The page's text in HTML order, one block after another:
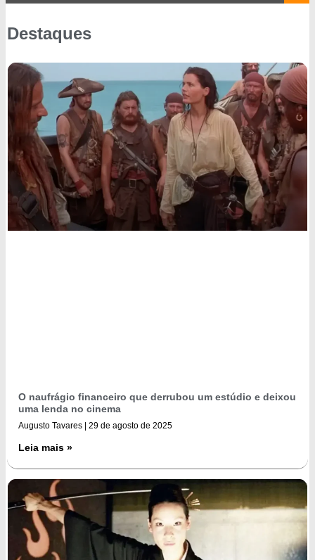
Destaques
O naufrágio financeiro que derrubou um estúdio e deixou
uma lenda no cinema
Augusto Tavares 29 de agosto de 2025
Leia mais »